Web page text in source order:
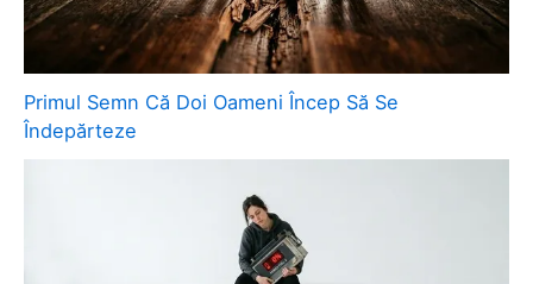
Primul Semn Că Doi Oameni Încep Să Se
Îndepărteze